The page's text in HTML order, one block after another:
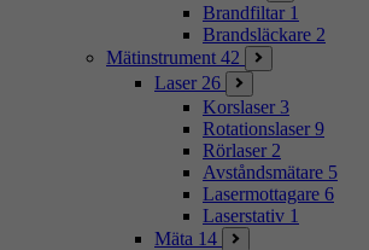
Brandfiltar 1
Brandsläckare 2
Mätinstrument 42
Laser 26
Korslaser 3
Rotationslaser 9
Rörlaser 2
Avståndsmätare 5
Lasermottagare 6
Laserstativ 1
Mäta 14